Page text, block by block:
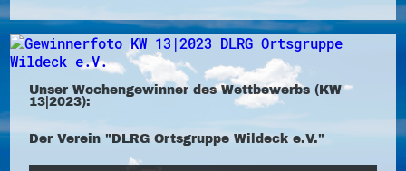
Unser Wochengewinner des Wettbewerbs (KW
13|2023):
Der Verein "DLRG Ortsgruppe Wildeck e.V."